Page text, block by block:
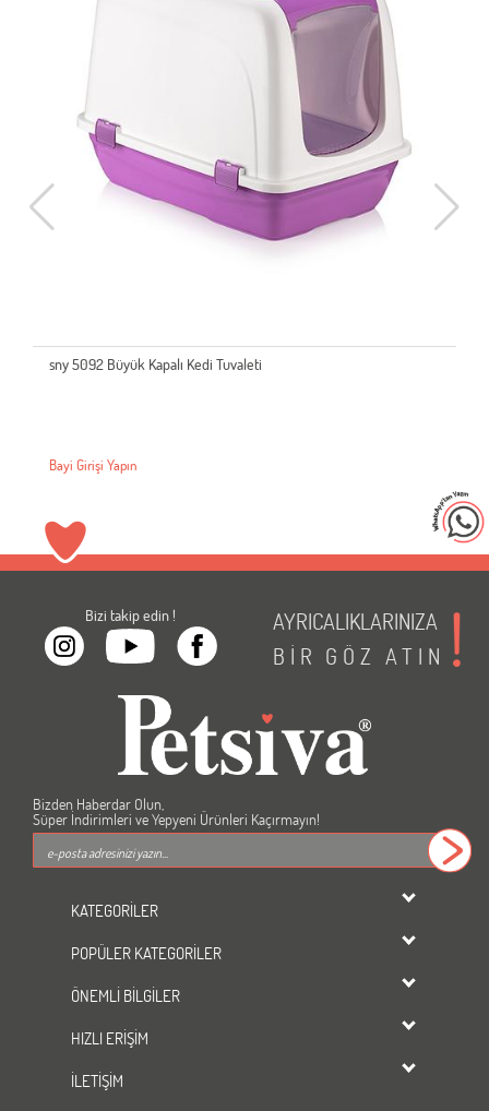
sny 5092 Büyük Kapalı Kedi Tuvaleti
Bayi Girişi Yapın
Bizi takip edin !
AYRICALIKLARINIZA
BİR GÖZ ATIN
Bizden Haberdar Olun,
Süper İndirimleri ve Yepyeni Ürünleri Kaçırmayın!
KATEGORİLER
dondurulmuş ürünler
KÖPEK
BALIK
indirimli ürünler
POPÜLER KATEGORİLER
Kedi Maması
Kedi Kumu
Kedi Kumu
ÖNEMLİ BİLGİLER
Üyelik Sözleşmesi
Gizlilik ve Güvenlik
HIZLI ERİŞİM
Mağazalarımız
Yeni Ürünler
İLETİŞİM